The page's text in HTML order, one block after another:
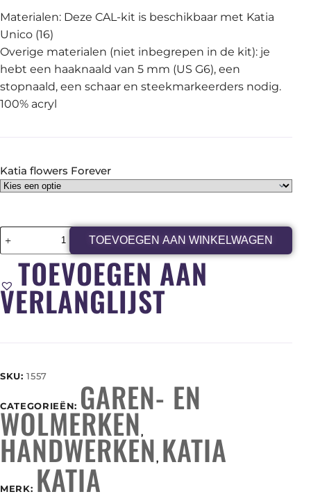
Materialen: Deze CAL-kit is beschikbaar met Katia
Unico (16)
Overige materialen (niet inbegrepen in de kit): je
hebt een haaknaald van 5 mm (US G6), een
stopnaald, een schaar en steekmarkeerders nodig.
100% acryl
Katia flowers Forever
TOEVOEGEN AAN WINKELWAGEN
TOEVOEGEN AAN
VERLANGLIJST
SKU:1557
CATEGORIEËN: GAREN- EN
WOLMERKEN,
HANDWERKEN, KATIA
MERK: KATIA